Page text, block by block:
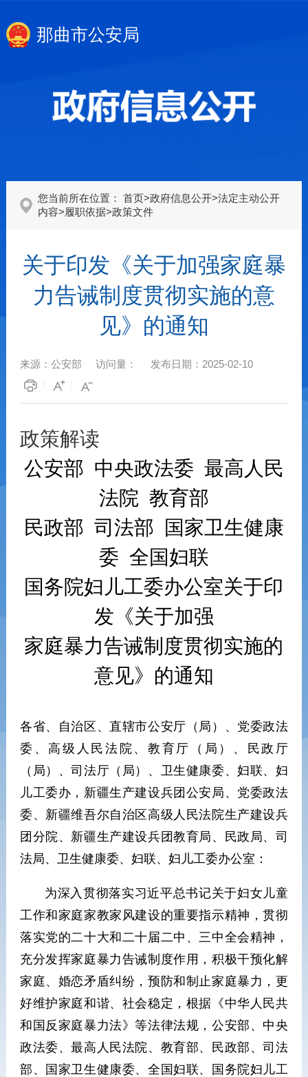
那曲市公安局
您当前所在位置： 首页>政府信息公开>法定主动公开
内容>履职依据>政策文件
关于印发《关于加强家庭暴
力告诫制度贯彻实施的意
见》的通知
来源： 公安部 访问量： 发布日期： 2025-02-10
政策解读
公安部 中央政法委 最高人民
法院 教育部
民政部 司法部
国家卫生健康
委 全国妇联
国务院妇儿工委办公室关于印
发《关于加强
家庭暴力告诫制度贯彻实施的
意见》的通知
各省、自治区、直辖市公安厅（局）、党委政法
委、高级人民法院、教育厅（局）、民政厅
（局）、司法厅（局）、卫生健康委、妇联、妇
儿工委办，新疆生产建设兵团公安局、党委政法
委、新疆维吾尔自治区高级人民法院生产建设兵
团分院、新疆生产建设兵团教育局、民政局、司
法局、卫生健康委、妇联、妇儿工委办公室：
为深入贯彻落实习近平总书记关于妇女儿童
工作和家庭家教家风建设的重要指示精神，贯彻
落实党的二十大和二十届二中、三中全会精神，
充分发挥家庭暴力告诫制度作用，积极干预化解
家庭、婚恋矛盾纠纷，预防和制止家庭暴力，更
好维护家庭和谐、社会稳定，根据《中华人民共
和国反家庭暴力法》等法律法规，公安部、中央
政法委、最高人民法院、教育部、民政部、司法
部、国家卫生健康委、全国妇联、国务院妇儿工